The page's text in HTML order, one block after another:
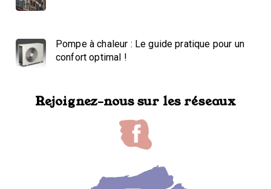
Pompe à chaleur : Le guide pratique pour un
confort optimal !
Rejoignez-nous sur les réseaux